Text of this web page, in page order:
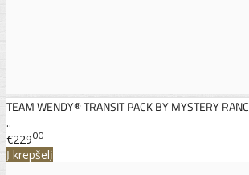
TEAM WENDY® TRANSIT PACK BY MYSTERY
..
€22900
Į krepšelį